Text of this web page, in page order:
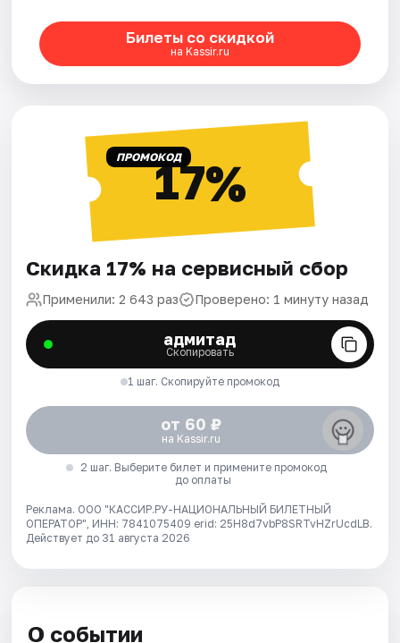
Билеты со скидкой
на Kassir.ru
ПРОМОКОД17%
Скидка 17% на сервисный сбор
Применили: 2 643 раз Проверено: 1 минуту назад
адмитад
Скопировать
1 шаг. Скопируйте промокод
от 60 ₽
на Kassir.ru
2 шаг. Выберите билет и примените промокод
до оплаты
Реклама. ООО "КАССИР.РУ-НАЦИОНАЛЬНЫЙ БИЛЕТНЫЙ
ОПЕРАТОР", ИНН: 7841075409 erid: 25H8d7vbP8SRTvHZrUcdLB.
Действует до 31 августа 2026
О событии